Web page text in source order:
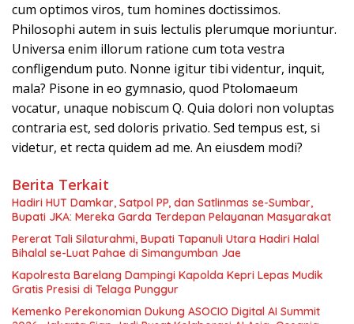
cum optimos viros, tum homines doctissimos.
Philosophi autem in suis lectulis plerumque moriuntur.
Universa enim illorum ratione cum tota vestra
confligendum puto. Nonne igitur tibi videntur, inquit,
mala? Pisone in eo gymnasio, quod Ptolomaeum
vocatur, unaque nobiscum Q. Quia dolori non voluptas
contraria est, sed doloris privatio. Sed tempus est, si
videtur, et recta quidem ad me. An eiusdem modi?
Berita Terkait
Hadiri HUT Damkar, Satpol PP, dan Satlinmas se-Sumbar,
Bupati JKA: Mereka Garda Terdepan Pelayanan Masyarakat
Pererat Tali Silaturahmi, Bupati Tapanuli Utara Hadiri Halal
Bihalal se-Luat Pahae di Simangumban Jae
Kapolresta Barelang Dampingi Kapolda Kepri Lepas Mudik
Gratis Presisi di Telaga Punggur
Kemenko Perekonomian Dukung ASOCIO Digital AI Summit